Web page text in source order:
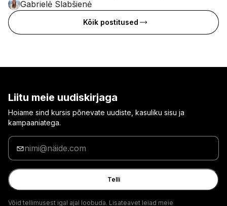
Gabrielė Slabšienė
Kõik postitused
Liitu meie uudiskirjaga
Hoiame sind kursis põnevate uudiste, kasuliku sisu ja
kampaaniatega.
Sisesta
oma
e-
posti
aadress
Telli
Võid tellimusest igal ajal loobuda. Lisateavet leiad meie